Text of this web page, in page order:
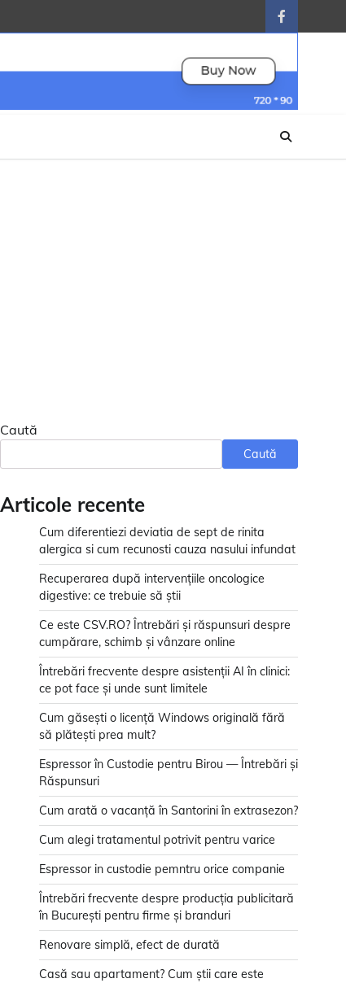
facebook
Caută
Caută
Articole recente
Cum diferentiezi deviatia de sept de rinita
alergica si cum recunosti cauza nasului infundat
Recuperarea după intervențiile oncologice
digestive: ce trebuie să știi
Ce este CSV.RO? Întrebări și răspunsuri despre
cumpărare, schimb și vânzare online
Întrebări frecvente despre asistenții AI în clinici:
ce pot face și unde sunt limitele
Cum găsești o licență Windows originală fără
să plătești prea mult?
Espressor în Custodie pentru Birou — Întrebări și
Răspunsuri
Cum arată o vacanță în Santorini în extrasezon?
Cum alegi tratamentul potrivit pentru varice
Espressor in custodie pemntru orice companie
Întrebări frecvente despre producția publicitară
în București pentru firme și branduri
Renovare simplă, efect de durată
Casă sau apartament? Cum știi care este